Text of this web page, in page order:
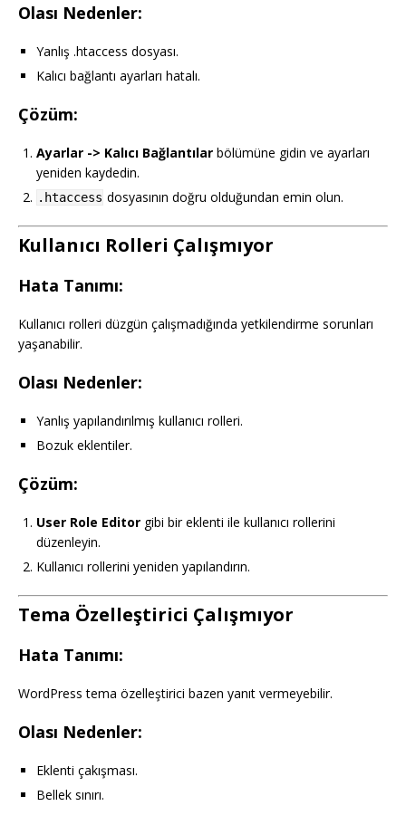
Olası Nedenler:
Yanlış .htaccess dosyası.
Kalıcı bağlantı ayarları hatalı.
Çözüm:
Ayarlar -> Kalıcı Bağlantılar bölümüne gidin ve ayarları
yeniden kaydedin.
.htaccess dosyasının doğru olduğundan emin olun.
Kullanıcı Rolleri Çalışmıyor
Hata Tanımı:
Kullanıcı rolleri düzgün çalışmadığında yetkilendirme sorunları
yaşanabilir.
Olası Nedenler:
Yanlış yapılandırılmış kullanıcı rolleri.
Bozuk eklentiler.
Çözüm:
User Role Editor gibi bir eklenti ile kullanıcı rollerini
düzenleyin.
Kullanıcı rollerini yeniden yapılandırın.
Tema Özelleştirici Çalışmıyor
Hata Tanımı:
WordPress tema özelleştirici bazen yanıt vermeyebilir.
Olası Nedenler:
Eklenti çakışması.
Bellek sınırı.